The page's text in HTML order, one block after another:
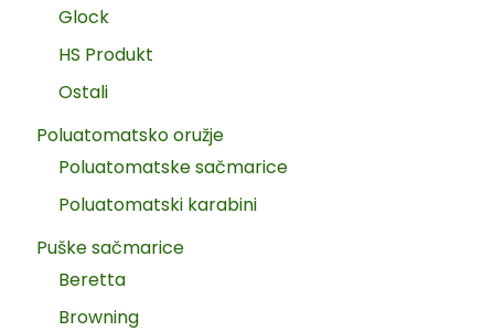
Glock
HS Produkt
Ostali
Poluatomatsko oružje
Poluatomatske sačmarice
Poluatomatski karabini
Puške sačmarice
Beretta
Browning